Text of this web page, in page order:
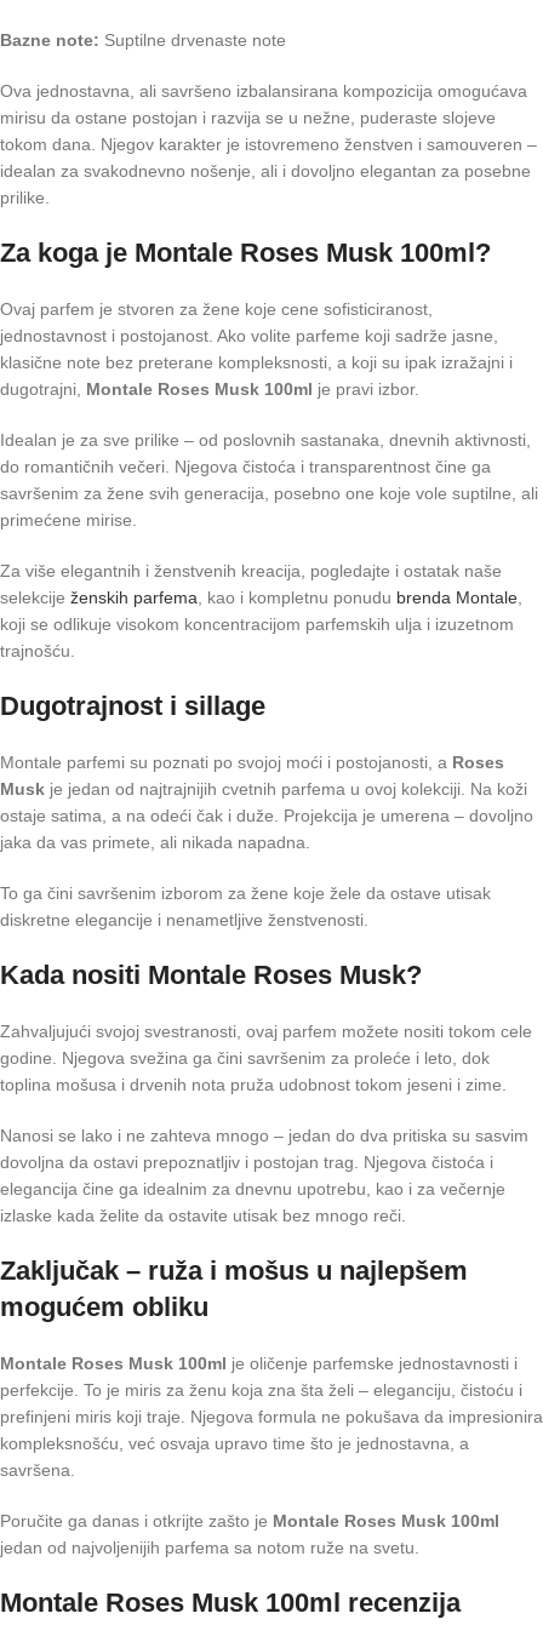
Bazne note: Suptilne drvenaste note
Ova jednostavna, ali savršeno izbalansirana kompozicija omogućava
mirisu da ostane postojan i razvija se u nežne, puderaste slojeve
tokom dana. Njegov karakter je istovremeno ženstven i samouveren –
idealan za svakodnevno nošenje, ali i dovoljno elegantan za posebne
prilike.
Za koga je Montale Roses Musk 100ml?
Ovaj parfem je stvoren za žene koje cene sofisticiranost,
jednostavnost i postojanost. Ako volite parfeme koji sadrže jasne,
klasične note bez preterane kompleksnosti, a koji su ipak izražajni i
dugotrajni, Montale Roses Musk 100ml je pravi izbor.
Idealan je za sve prilike – od poslovnih sastanaka, dnevnih aktivnosti,
do romantičnih večeri. Njegova čistoća i transparentnost čine ga
savršenim za žene svih generacija, posebno one koje vole suptilne, ali
primećene mirise.
Za više elegantnih i ženstvenih kreacija, pogledajte i ostatak naše
selekcije ženskih parfema , kao i kompletnu ponudu brenda Montale
koji se odlikuje visokom koncentracijom parfemskih ulja i izuzetnom
trajnošću.
Dugotrajnost i sillage
Montale parfemi su poznati po svojoj moći i postojanosti, a Roses
Musk je jedan od najtrajnijih cvetnih parfema u ovoj kolekciji. Na koži
ostaje satima, a na odeći čak i duže. Projekcija je umerena – dovoljno
jaka da vas primete, ali nikada napadna.
To ga čini savršenim izborom za žene koje žele da ostave utisak
diskretne elegancije i nenametljive ženstvenosti.
Kada nositi Montale Roses Musk?
Zahvaljujući svojoj svestranosti, ovaj parfem možete nositi tokom cele
godine. Njegova svežina ga čini savršenim za proleće i leto, dok
toplina mošusa i drvenih nota pruža udobnost tokom jeseni i zime.
Nanosi se lako i ne zahteva mnogo – jedan do dva pritiska su sasvim
dovoljna da ostavi prepoznatljiv i postojan trag. Njegova čistoća i
elegancija čine ga idealnim za dnevnu upotrebu, kao i za večernje
izlaske kada želite da ostavite utisak bez mnogo reči.
Zaključak – ruža i mošus u najlepšem
mogućem obliku
Montale Roses Musk 100ml je oličenje parfemske jednostavnosti i
perfekcije. To je miris za ženu koja zna šta želi – eleganciju, čistoću i
prefinjeni miris koji traje. Njegova formula ne pokušava da impresionira
kompleksnošću, već osvaja upravo time što je jednostavna, a
savršena.
Poručite ga danas i otkrijte zašto je Montale Roses Musk 100ml
jedan od najvoljenijih parfema sa notom ruže na svetu.
Montale Roses Musk 100ml recenzija